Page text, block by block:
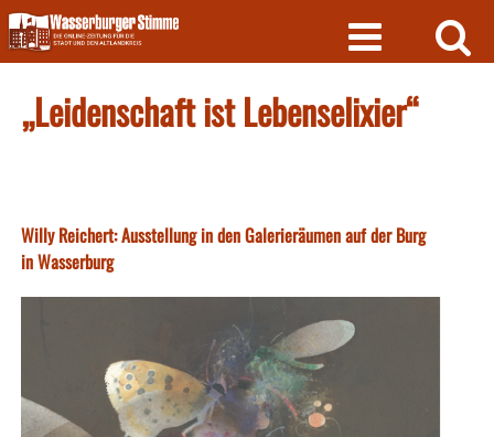
Skip
to
content
„Leidenschaft ist Lebenselixier“
Willy Reichert: Ausstellung in den Galerieräumen auf der Burg
in Wasserburg